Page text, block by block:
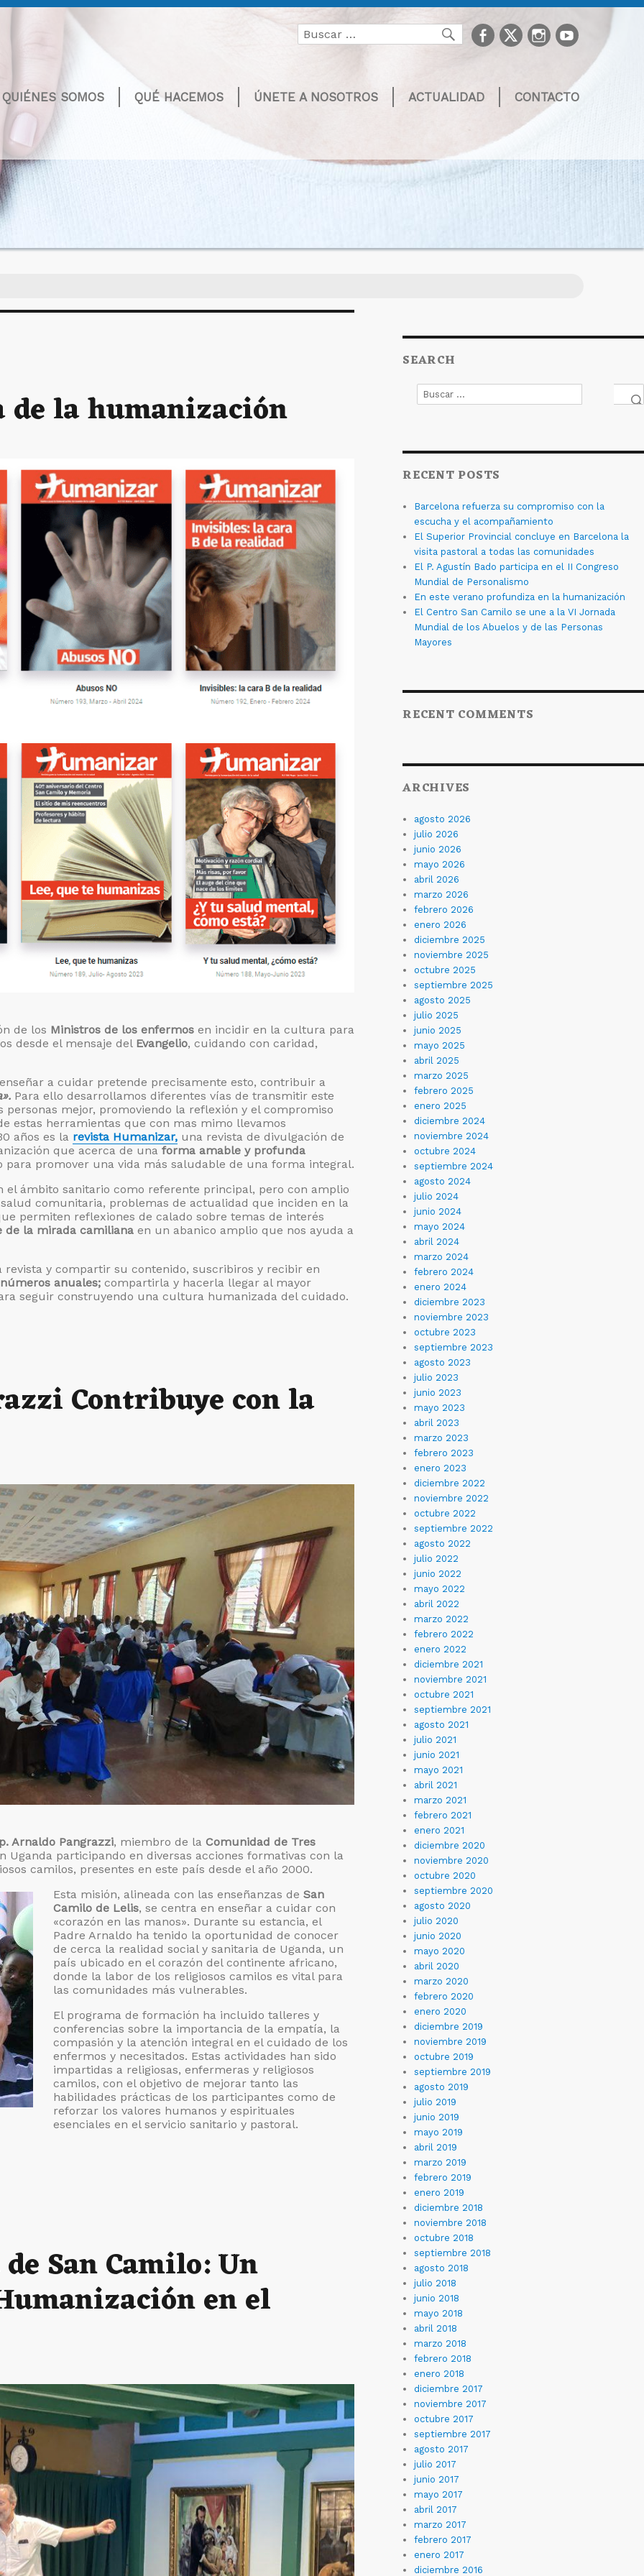
Buscar
por:
Buscarfacebook
TwitterInstagram
youtube
QUIÉNES SOMOS QUÉ HACEMOS ÚNETE A NOSOTROS ACTUALIDAD CONTACTO
la humanización
de los Ministros de los enfermosen incidir en la cultura para
desde el mensaje del Evangelio, cuidando con caridad,
a cuidar pretende precisamente esto, contribuir a
Para ello desarrollamos diferentes vías de transmitir este
personas mejor, promoviendo la reflexión y el compromiso
estas herramientas que con mas mimo llevamos
años es la revista Humanizar,una revista de divulgación de
que acerca de una forma amable y profunda
para promover una vida más saludable de una forma integral.
el ámbito sanitario como referente principal, pero con amplio
comunitaria, problemas de actualidad que inciden en la
permiten reflexiones de calado sobre temas de interés
de la mirada camilianaen un abanico amplio que nos ayuda a
revista y compartir su contenido, suscribiros y recibir en
anuales;compartirla y hacerla llegar al mayor
seguir construyendo una cultura humanizada del cuidado.
Contribuye con la
Arnaldo Pangrazzi, miembro de la Comunidad de Tres
Uganda participando en diversas acciones formativas con la
camilos, presentes en este país desde el año 2000.
Esta misión, alineada con las enseñanzas de San
Camilo de Lelis, se centra en enseñar a cuidar con
«corazón en las manos». Durante su estancia, el
Padre Arnaldo ha tenido la oportunidad de conocer
de cerca la realidad social y sanitaria de Uganda, un
país ubicado en el corazón del continente africano,
donde la labor de los religiosos camilos es vital para
las comunidades más vulnerables.
El programa de formación ha incluido talleres y
conferencias sobre la importancia de la empatía, la
compasión y la atención integral en el cuidado de los
enfermos y necesitados. Estas actividades han sido
impartidas a religiosas, enfermeras y religiosos
camilos, con el objetivo de mejorar tanto las
habilidades prácticas de los participantes como de
reforzar los valores humanos y espirituales
esenciales en el servicio sanitario y pastoral.
San Camilo: Un
en el
SEARCH
Buscar
por:
RECENT POSTS
Barcelona refuerza su compromiso con la
escucha y el acompañamiento
El Superior Provincial concluye en Barcelona la
visita pastoral a todas las comunidades
El P. Agustín Bado participa en el II Congreso
Mundial de Personalismo
En este verano profundiza en la humanización
El Centro San Camilo se une a la VI Jornada
Mundial de los Abuelos y de las Personas
Mayores
RECENT COMMENTS
ARCHIVES
agosto 2026
julio 2026
junio 2026
mayo 2026
abril 2026
marzo 2026
febrero 2026
enero 2026
diciembre 2025
noviembre 2025
octubre 2025
septiembre 2025
agosto 2025
julio 2025
junio 2025
mayo 2025
abril 2025
marzo 2025
febrero 2025
enero 2025
diciembre 2024
noviembre 2024
octubre 2024
septiembre 2024
agosto 2024
julio 2024
junio 2024
mayo 2024
abril 2024
marzo 2024
febrero 2024
enero 2024
diciembre 2023
noviembre 2023
octubre 2023
septiembre 2023
agosto 2023
julio 2023
junio 2023
mayo 2023
abril 2023
marzo 2023
febrero 2023
enero 2023
diciembre 2022
noviembre 2022
octubre 2022
septiembre 2022
agosto 2022
julio 2022
junio 2022
mayo 2022
abril 2022
marzo 2022
febrero 2022
enero 2022
diciembre 2021
noviembre 2021
octubre 2021
septiembre 2021
agosto 2021
julio 2021
junio 2021
mayo 2021
abril 2021
marzo 2021
febrero 2021
enero 2021
diciembre 2020
noviembre 2020
octubre 2020
septiembre 2020
agosto 2020
julio 2020
junio 2020
mayo 2020
abril 2020
marzo 2020
febrero 2020
enero 2020
diciembre 2019
noviembre 2019
octubre 2019
septiembre 2019
agosto 2019
julio 2019
junio 2019
mayo 2019
abril 2019
marzo 2019
febrero 2019
enero 2019
diciembre 2018
noviembre 2018
octubre 2018
septiembre 2018
agosto 2018
julio 2018
junio 2018
mayo 2018
abril 2018
marzo 2018
febrero 2018
enero 2018
diciembre 2017
noviembre 2017
octubre 2017
septiembre 2017
agosto 2017
julio 2017
junio 2017
mayo 2017
abril 2017
marzo 2017
febrero 2017
enero 2017
diciembre 2016